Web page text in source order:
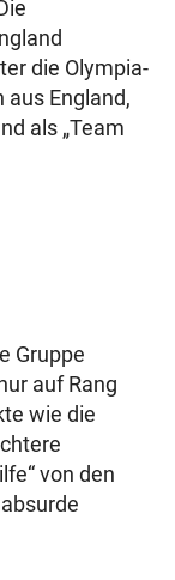
die Olympia-
England,
als „Team
Gruppe
auf Rang
wie die
von den